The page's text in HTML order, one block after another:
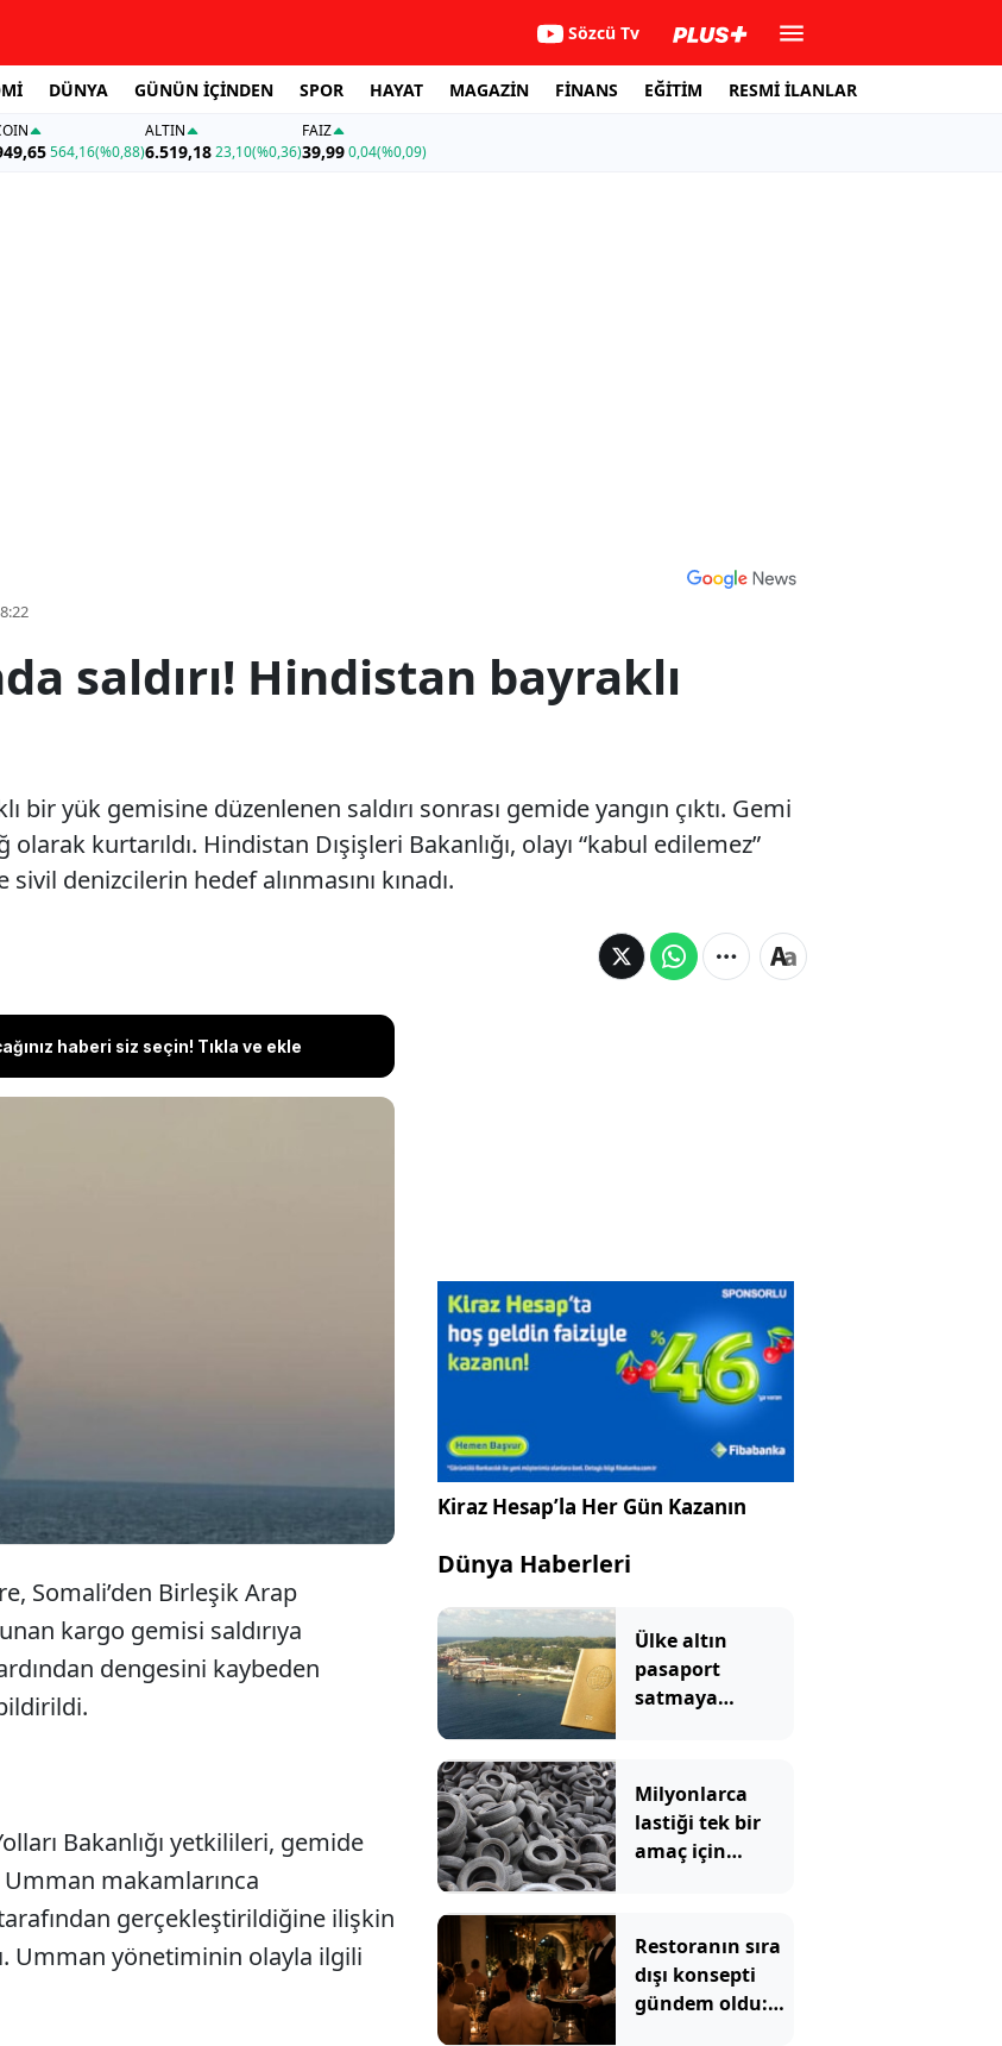
Sözcü Tv
DÜNYA GÜNÜN İÇİNDEN SPOR HAYAT MAGAZİN FİNANS EĞİTİM RESMİ İLANLAR
564,16(%0,88)
ALTIN
6.519,1823,10(%0,36)
FAİZ
39,990,04(%0,09)
saldırı! Hindistan bayraklı
bir yük gemisine düzenlenen saldırı sonrası gemide yangın çıktı. Gemi
kurtarıldı. Hindistan Dışişleri Bakanlığı, olayı “kabul edilemez”
denizcilerin hedef alınmasını kınadı.
haberi siz seçin! Tıkla ve ekle
bayraklı bir yük gemisine düzenlenen
çıktı. Gemi batarken 14 kişilik
kurtarıldı. Hindistan Dışişleri Bakanlığı,
nitelendirerek ticari gemiler ile sivil
kınadı.
Somali’den Birleşik Arap
kargo gemisi saldırıya
dengesini kaybeden
Bakanlığı yetkilileri, gemide
makamlarınca
tarafından gerçekleştirildiğine ilişkin
Umman yönetiminin olayla ilgili
Kiraz Hesap’la Her Gün Kazanın
Dünya Haberleri
Ülke altın
pasaport
satmaya
girişi var
Milyonlarca
lastiği tek bir
amaç için
felaket oldu: 50
yıldır
temizlenemiyor
Restoranın sıra
dışı konsepti
gündem oldu: